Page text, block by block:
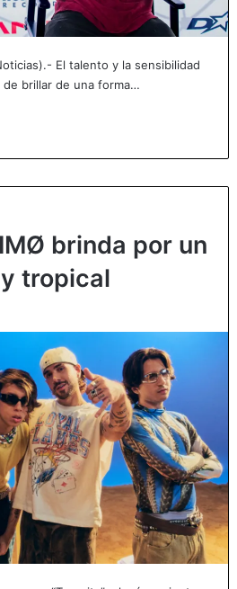
El talento y la sensibilidad
de brillar de una forma…
brinda por un
tropical